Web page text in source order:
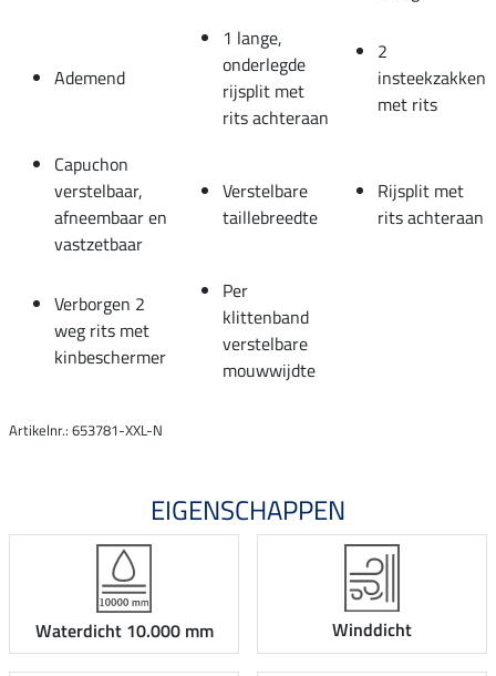
Ademend
1 lange,
onderlegde
rijsplit met
rits achteraan
2
insteekzakken
met rits
Capuchon
verstelbaar,
afneembaar en
vastzetbaar
Verstelbare
taillebreedte
Rijsplit met
rits achteraan
Verborgen 2
weg rits met
kinbeschermer
Per
klittenband
verstelbare
mouwwijdte
Artikelnr.: 653781-XXL-N
EIGENSCHAPPEN
Waterdicht 10.000 mm Winddicht